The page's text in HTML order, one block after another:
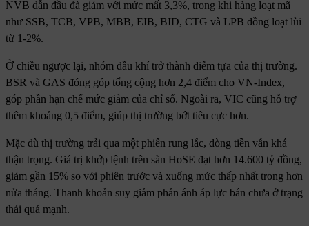
NVB dẫn đầu đà giảm với mức mất 3,3%, trong khi hàng loạt mã
như SSB, TCB, VPB, MBB, EIB, BID, CTG và LPB đồng loạt lùi
từ 1-2%.
Ở chiều ngược lại, nhóm dầu khí trở thành điểm tựa của thị trường.
BSR và GAS đóng góp tổng cộng hơn 2,4 điểm cho VN-Index,
góp phần hạn chế mức giảm của chỉ số. Ngoài ra, VIC cũng hỗ trợ
thêm khoảng 0,5 điểm, giúp thị trường bớt tiêu cực hơn.
Mặc dù thị trường trải qua một phiên rung lắc, dòng tiền vẫn khá
thận trọng. Giá trị khớp lệnh trên sàn HoSE đạt hơn 14.600 tỷ đồng,
giảm gần 15% so với phiên trước và xuống mức thấp nhất trong hơn
nửa tháng. Thanh khoản suy giảm phản ánh áp lực bán chưa ở trạng
thái quá mạnh.